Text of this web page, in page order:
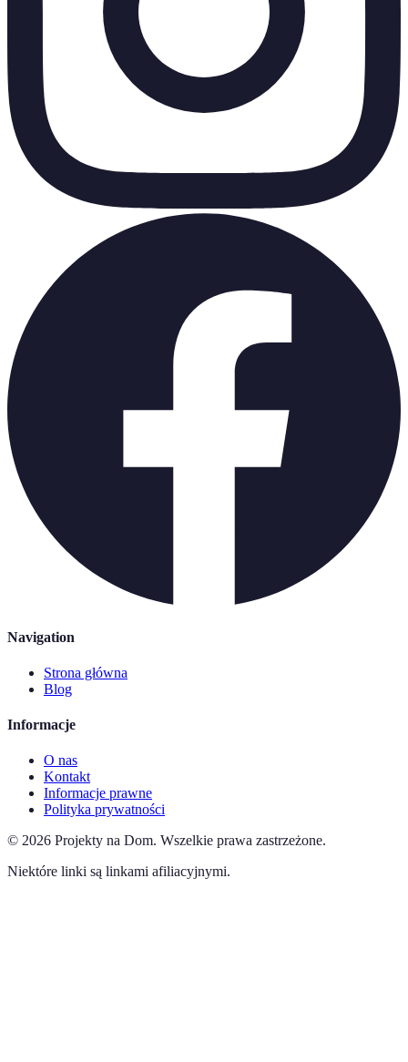
Navigation
Strona główna
Blog
Informacje
O nas
Kontakt
Informacje prawne
Polityka prywatności
© 2026 Projekty na Dom. Wszelkie prawa zastrzeżone.
Niektóre linki są linkami afiliacyjnymi.